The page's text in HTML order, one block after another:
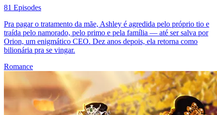
81 Episodes
Pra pagar o tratamento da mãe, Ashley é agredida pelo próprio tio e
traída pelo namorado, pelo primo e pela família — até ser salva por
Orion, um enigmático CEO. Dez anos depois, ela retorna como
bilionária pra se vingar.
Romance